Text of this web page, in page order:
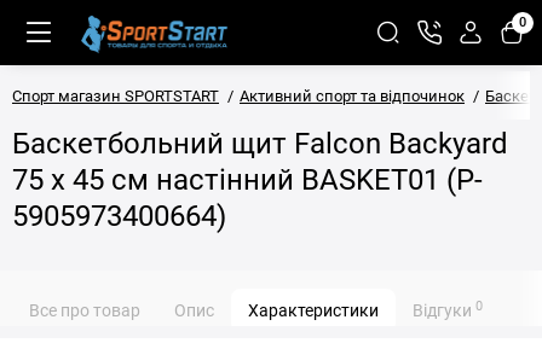
0
Спорт магазин SPORTSTART Активний спорт та відпочинок
Баскетбольний щит Falcon Backyard
75 x 45 см настінний BASKET01 (P-
5905973400664)
Все про товар Опис Характеристики Відгуки 0